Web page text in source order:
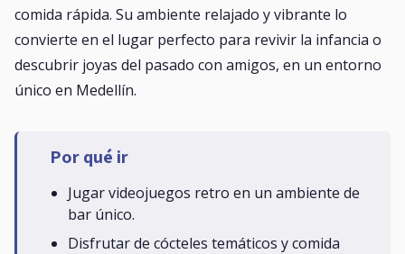
comida rápida. Su ambiente relajado y vibrante lo
convierte en el lugar perfecto para revivir la infancia o
descubrir joyas del pasado con amigos, en un entorno
único en Medellín.
Por qué ir
Jugar videojuegos retro en un ambiente de
bar único.
Disfrutar de cócteles temáticos y comida